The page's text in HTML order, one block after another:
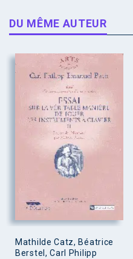
DU MÊME AUTEUR
Mathilde Catz, Béatrice
Berstel, Carl Philipp